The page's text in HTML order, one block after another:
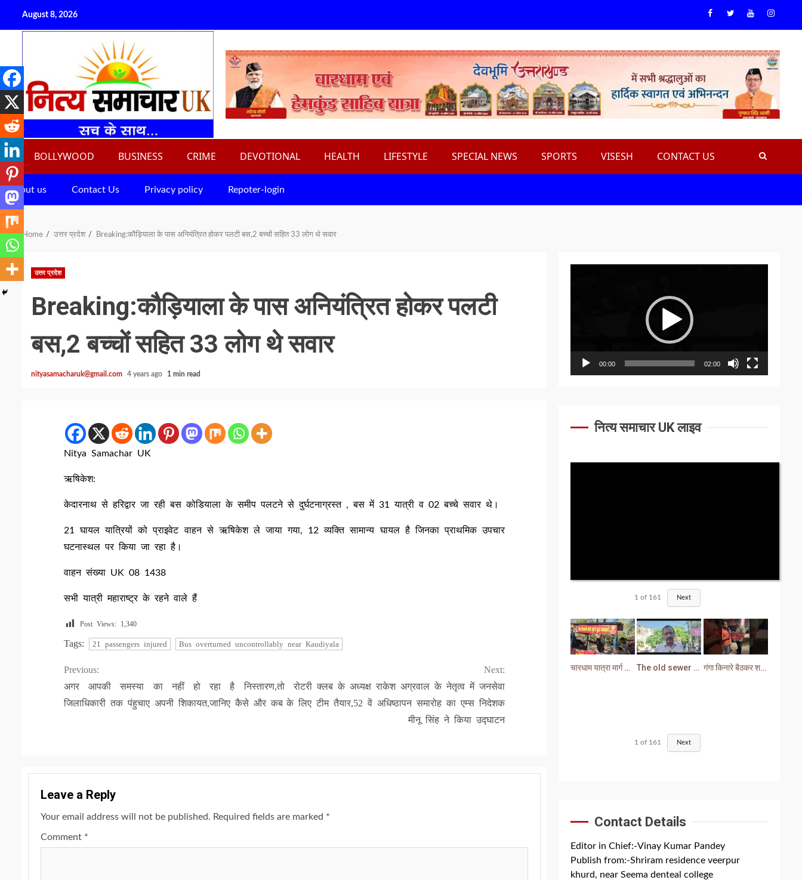
content
August 8, 2026 Facebook
TwiteerYoutube
BOLLYWOOD BUSINESS CRIME DEVOTIONAL HEALTH LIFESTYLE SPECIAL NEWS SPORTS VISESH CONTACT US
About us Contact Us Privacy policy Repoter-login
Home उत्तर प्रदेश Breaking:कौड़ियाला के पास अनियंत्रित होकर पलटी बस,2 बच्चों सहित 33 लोग थे सवार
उत्तर प्रदेश
Breaking:कौड़ियाला के पास अनियंत्रित होकर पलटी
बस,2 बच्चों सहित 33 लोग थे सवार
nityasamacharuk@gmail.com 4 years ago 1 min read
Nitya Samachar UK
ऋषिकेश:
केदारनाथ से हरिद्वार जा रही बस कोडियाला के समीप पलटने से दुर्घटनाग्रस्त , बस में 31 यात्री व 02 बच्चे सवार थे।
21 घायल यात्रियों को प्राइवेट वाहन से ऋषिकेश ले जाया गया, 12 व्यक्ति सामान्य घायल है जिनका प्राथमिक उपचार
घटनास्थल पर किया जा रहा है।
वाहन संख्या UK 08 1438
सभी यात्री महाराष्ट्र के रहने वाले हैं
Post Views: 1,340
Tags: 21 passengers injured Bus overturned uncontrollably near Kaudiyala
Continue
Reading
Previous:
अगर आपकी समस्या का नहीं हो रहा है निस्तारण,तो
जिलाधिकारी तक पंहुचाए अपनी शिकायत,जानिए कैसे और कब
Next:
रोटरी क्लब के अध्यक्ष राकेश अग्रवाल के नेतृत्व में जनसेवा
के लिए टीम तैयार,52 वें अधिष्ठापन समारोह का एम्स निदेशक
मीनू सिंह ने किया उद्घाटन
Leave a Reply
Your email address will not be published. Required fields are marked *
Comment *
00:00 02:00
नित्य समाचार UK लाइव
1 of 161 Next
चारधाम यात्रा मार्ग से प्रशासन ने हटाया अतिक्रमण The old sewer line has become a problem for the people. Sewer water is entering people's houses. गंगा किनारे बैठकर शराब पीना युवक को पड़ा भारी लोगों ने सिखा दी मर्यादा
1 of 161 Next
Contact Details
Editor in Chief:-Vinay Kumar Pandey
Publish from:-Shriram residence veerpur
khurd, near Seema denteal college